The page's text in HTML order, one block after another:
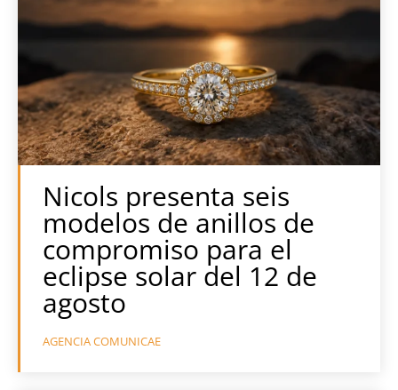
Nicols presenta seis
modelos de anillos de
compromiso para el
eclipse solar del 12 de
agosto
AGENCIA COMUNICAE